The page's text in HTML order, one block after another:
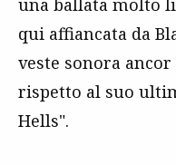
una ballata molto
qui affiancata da
veste sonora
rispetto al suo
Hells".